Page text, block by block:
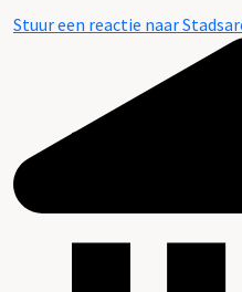
Stuur een reactie naar